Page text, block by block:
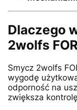
Dlaczego
2wolfs
Smycz 2wolfs
wygodę
odporność na
zwiększa